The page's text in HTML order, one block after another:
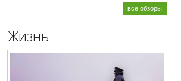
все обзоры
Жизнь